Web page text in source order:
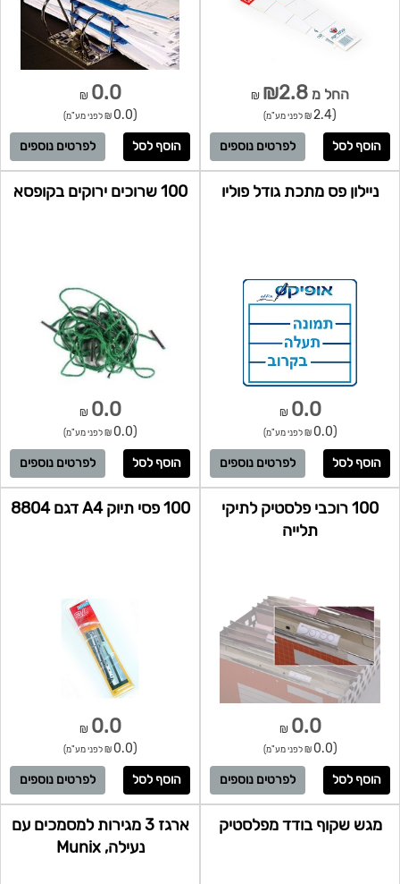
החל מ ₪2.8
₪
(2.4 ₪ לפני מע"מ)
לפרטים נוספים
0.0
₪
(0.0 ₪ לפני מע"מ)
לפרטים נוספים
ניילון פס מתכת גודל פוליו
0.0
₪
(0.0 ₪ לפני מע"מ)
לפרטים נוספים
100 שרוכים ירוקים בקופסא
0.0
₪
(0.0 ₪ לפני מע"מ)
לפרטים נוספים
100 רוכבי פלסטיק לתיקי
תלייה
0.0
₪
(0.0 ₪ לפני מע"מ)
לפרטים נוספים
100 פסי תיוק A4 דגם 8804
0.0
₪
(0.0 ₪ לפני מע"מ)
לפרטים נוספים
מגש שקוף בודד מפלסטיק
ארגז 3 מגירות למסמכים עם
נעילה, Munix